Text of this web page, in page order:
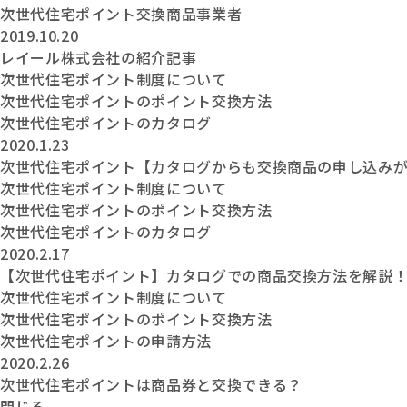
次世代住宅ポイント交換商品事業者
2019.10.20
レイール株式会社の紹介記事
次世代住宅ポイント制度について
次世代住宅ポイントのポイント交換方法
次世代住宅ポイントのカタログ
2020.1.23
次世代住宅ポイント【カタログからも交換商品の申し込みが
次世代住宅ポイント制度について
次世代住宅ポイントのポイント交換方法
次世代住宅ポイントのカタログ
2020.2.17
【次世代住宅ポイント】カタログでの商品交換方法を解説！
次世代住宅ポイント制度について
次世代住宅ポイントのポイント交換方法
次世代住宅ポイントの申請方法
2020.2.26
次世代住宅ポイントは商品券と交換できる？